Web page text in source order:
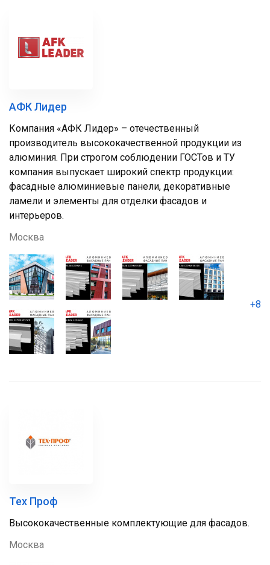
АФК Лидер
Компания «АФК Лидер» – отечественный
производитель высококачественной продукции из
алюминия. При строгом соблюдении ГОСТов и ТУ
компания выпускает широкий спектр продукции:
фасадные алюминиевые панели, декоративные
ламели и элементы для отделки фасадов и
интерьеров.
Москва
+8
Тех Проф
Высококачественные комплектующие для фасадов.
Москва